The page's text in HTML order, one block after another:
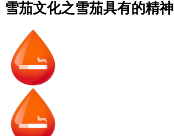
雪茄文化之雪茄具有的精神